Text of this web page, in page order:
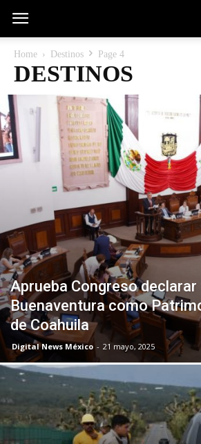
Home Destinos Page 4
DESTINOS
Aprueba Congreso declarar
Buenaventura como
de Coahuila
Digital News México - 21 mayo, 2025